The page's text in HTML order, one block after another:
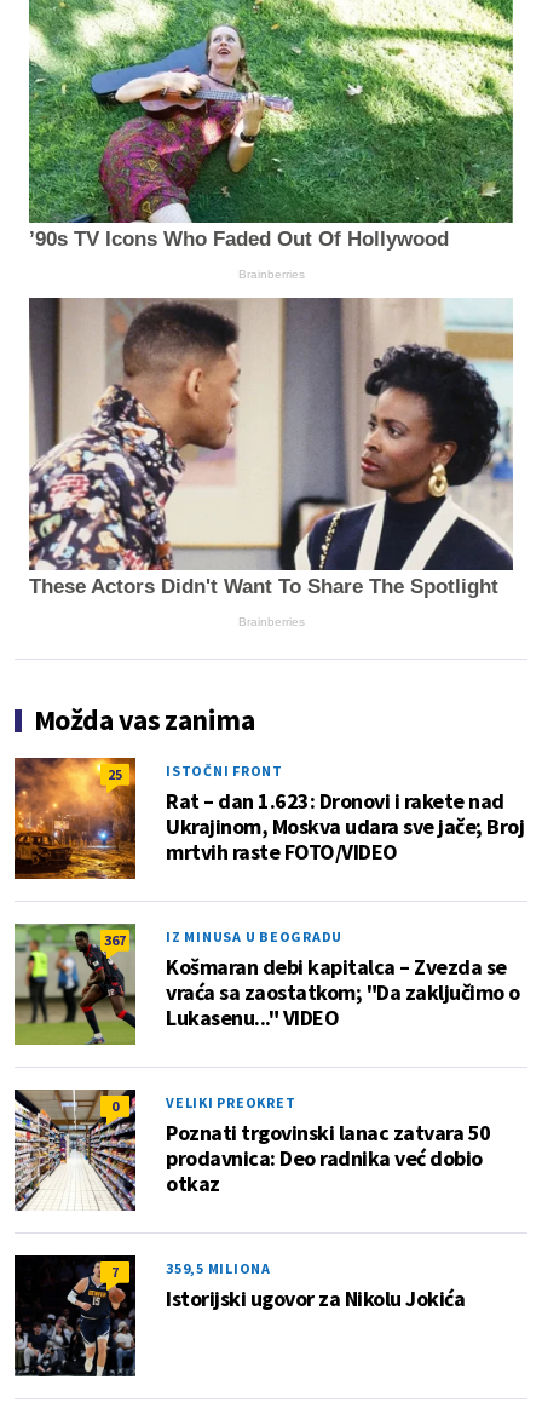
’90s TV Icons Who Faded Out Of Hollywood
Brainberries
These Actors Didn't Want To Share The Spotlight
Brainberries
Možda vas zanima
25 ISTOČNI FRONT
Rat – dan 1.623: Dronovi i rakete nad
Ukrajinom, Moskva udara sve jače; Broj
mrtvih raste FOTO/VIDEO
367 IZ MINUSA U BEOGRADU
Košmaran debi kapitalca – Zvezda se
vraća sa zaostatkom; "Da zaključimo o
Lukasenu..." VIDEO
0 VELIKI PREOKRET
Poznati trgovinski lanac zatvara 50
prodavnica: Deo radnika već dobio
otkaz
7 359,5 MILIONA
Istorijski ugovor za Nikolu Jokića